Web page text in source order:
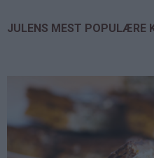
JULENS MEST POPULÆRE